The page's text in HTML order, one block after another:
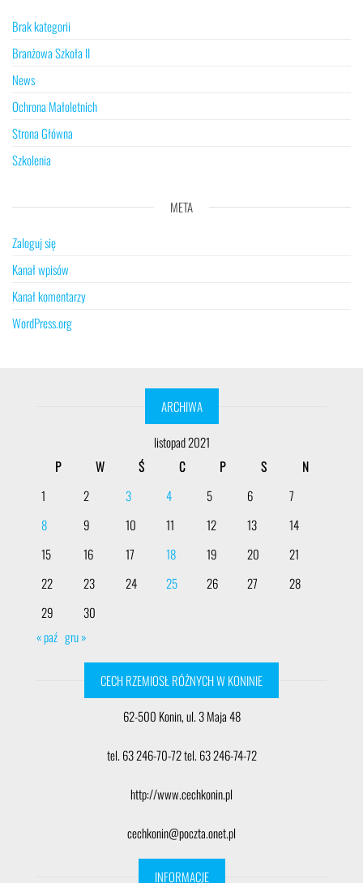
Brak kategorii
Branżowa Szkoła II
News
Ochrona Małoletnich
Strona Główna
Szkolenia
META
Zaloguj się
Kanał wpisów
Kanał komentarzy
WordPress.org
ARCHIWA
listopad 2021
P
W Ś C P S
N
1
2 3 4 5 6
7
8
9 10 11 12 13
14
15
16 17 18 19 20
21
22
23 24 25 26 27
28
29
30
« paź gru »
CECH RZEMIOSŁ RÓŻNYCH W KONINIE
62-500 Konin, ul. 3 Maja 48
tel. 63 246-70-72 tel. 63 246-74-72
http://www.cechkonin.pl
cechkonin@poczta.onet.pl
INFORMACJE